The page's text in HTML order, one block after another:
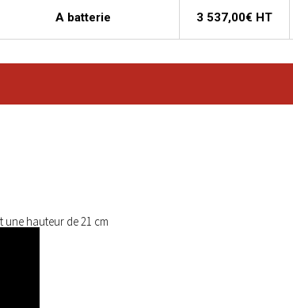
A batterie 3 537,00€ HT
hauteur de 21 cm